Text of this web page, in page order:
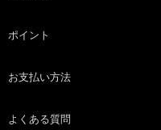
ポイント
お支払い方法
よくある質問